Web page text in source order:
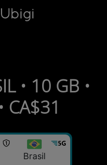
• 10 GB •
CA$31
Brasil